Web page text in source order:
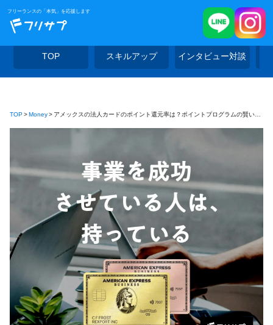
フリーランスの「本気」を応援します
TOP スキルアップ インタビュー対談
TOP Money アメックスの法人カードのポイント還元率は？ポイントプログラムの賢い使い方を紹介